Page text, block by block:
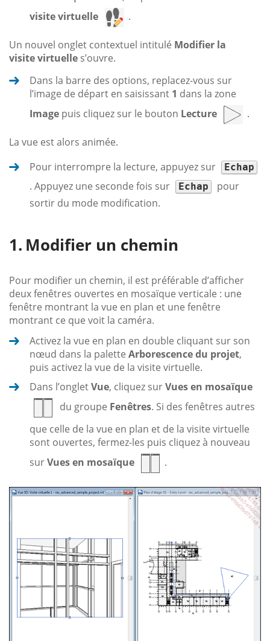
visite virtuelle
.
Un nouvel onglet contextuel intitulé Modifier la
visite virtuelle s’ouvre.
Dans la barre des options, replacez-vous sur
l’image de départ en saisissant 1 dans la zone
Image puis cliquez sur le bouton Lecture .
La vue est alors animée.
Pour interrompre la lecture, appuyez sur
Echap
. Appuyez une seconde fois sur Echap
pour
sortir du mode modification.
Modifier un chemin
Pour modifier un chemin, il est préférable d’afficher
deux fenêtres ouvertes en mosaïque verticale : une
fenêtre montrant la vue en plan et une fenêtre
montrant ce que voit la caméra.
Activez la vue en plan en double cliquant sur son
nœud dans la palette Arborescence du projet,
puis activez la vue de la visite virtuelle.
Dans l’ongletVue, cliquez surVues en mosaïque
du groupe Fenêtres. Si des fenêtres autres
que celle de la vue en plan et de la visite virtuelle
sont ouvertes, fermez-les puis cliquez à nouveau
surVues en mosaïque .